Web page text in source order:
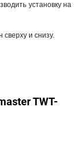
установку на
cверху и снизу.
TWT-